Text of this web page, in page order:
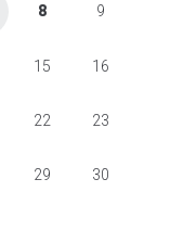
8 9
15 16
22 23
29 30